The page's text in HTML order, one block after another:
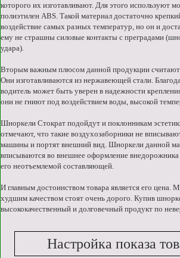
которого их изготавливают. Для этого используют
полиэтилен ABS. Такой материал достаточно
воздействие самых разных температур, но он и
ему не страшны силовые контакты с преградами
удара).
Вторым важным плюсом данной продукции
Они изготавливаются из нержавеющей стали.
водитель может быть уверен в надежности
они не гниют под воздействием воды, высокой
Шноркели Стократ подойдут и поклонникам
отмечают, что такие воздухозаборники не
машины и портят внешний вид. Шноркели данной
вписываются во внешнее оформление
его неотъемлемой составляющей.
И главным достоинством товара является его цена.
худшим качеством стоят очень дорого. Купив
высококачественный и долговечный продукт по
Настройка показа